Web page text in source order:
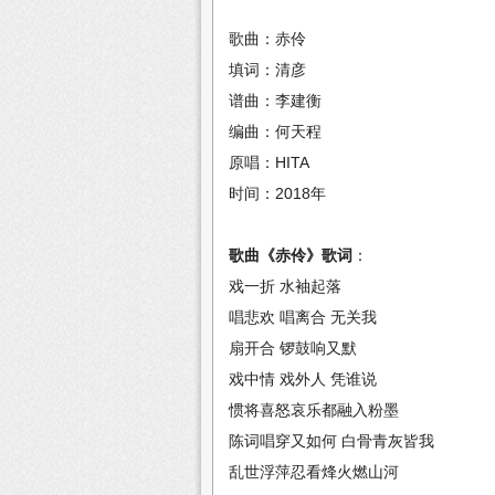
歌曲：赤伶
填词：清彦
谱曲：李建衡
编曲：何天程
原唱：HITA
时间：2018年
歌曲《赤伶》歌词 ：
戏一折 水袖起落
唱悲欢 唱离合 无关我
扇开合 锣鼓响又默
戏中情 戏外人 凭谁说
惯将喜怒哀乐都融入粉墨
陈词唱穿又如何 白骨青灰皆我
乱世浮萍忍看烽火燃山河